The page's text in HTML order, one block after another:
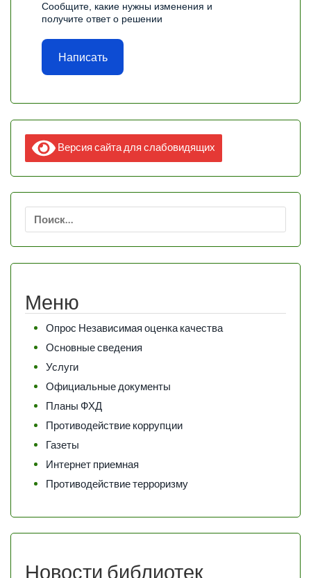
Сообщите, какие нужны изменения и
получите ответ о решении
Написать
Версия сайта для слабовидящих
Найти:
Меню
Опрос Независимая оценка качества
Основные сведения
Услуги
Официальные документы
Планы ФХД
Противодействие коррупции
Газеты
Интернет приемная
Противодействие терроризму
Новости библиотек